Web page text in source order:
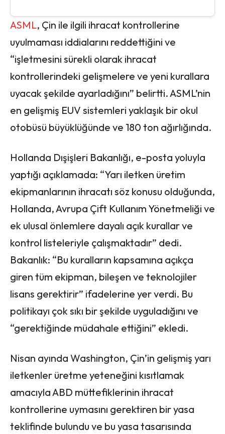
ASML, Çin ile ilgili ihracat kontrollerine
uyulmaması iddialarını reddettiğini ve
“işletmesini sürekli olarak ihracat
kontrollerindeki gelişmelere ve yeni kurallara
uyacak şekilde ayarladığını” belirtti. ASML’nin
en gelişmiş EUV sistemleri yaklaşık bir okul
otobüsü büyüklüğünde ve 180 ton ağırlığında.
Hollanda Dışişleri Bakanlığı, e-posta yoluyla
yaptığı açıklamada: “Yarı iletken üretim
ekipmanlarının ihracatı söz konusu olduğunda,
Hollanda, Avrupa Çift Kullanım Yönetmeliği ve
ek ulusal önlemlere dayalı açık kurallar ve
kontrol listeleriyle çalışmaktadır” dedi.
Bakanlık: “Bu kuralların kapsamına açıkça
giren tüm ekipman, bileşen ve teknolojiler
lisans gerektirir” ifadelerine yer verdi. Bu
politikayı çok sıkı bir şekilde uyguladığını ve
“gerektiğinde müdahale ettiğini” ekledi.
Nisan ayında Washington, Çin’in gelişmiş yarı
iletkenler üretme yeteneğini kısıtlamak
amacıyla ABD müttefiklerinin ihracat
kontrollerine uymasını gerektiren bir yasa
teklifinde bulundu ve bu yasa tasarısında